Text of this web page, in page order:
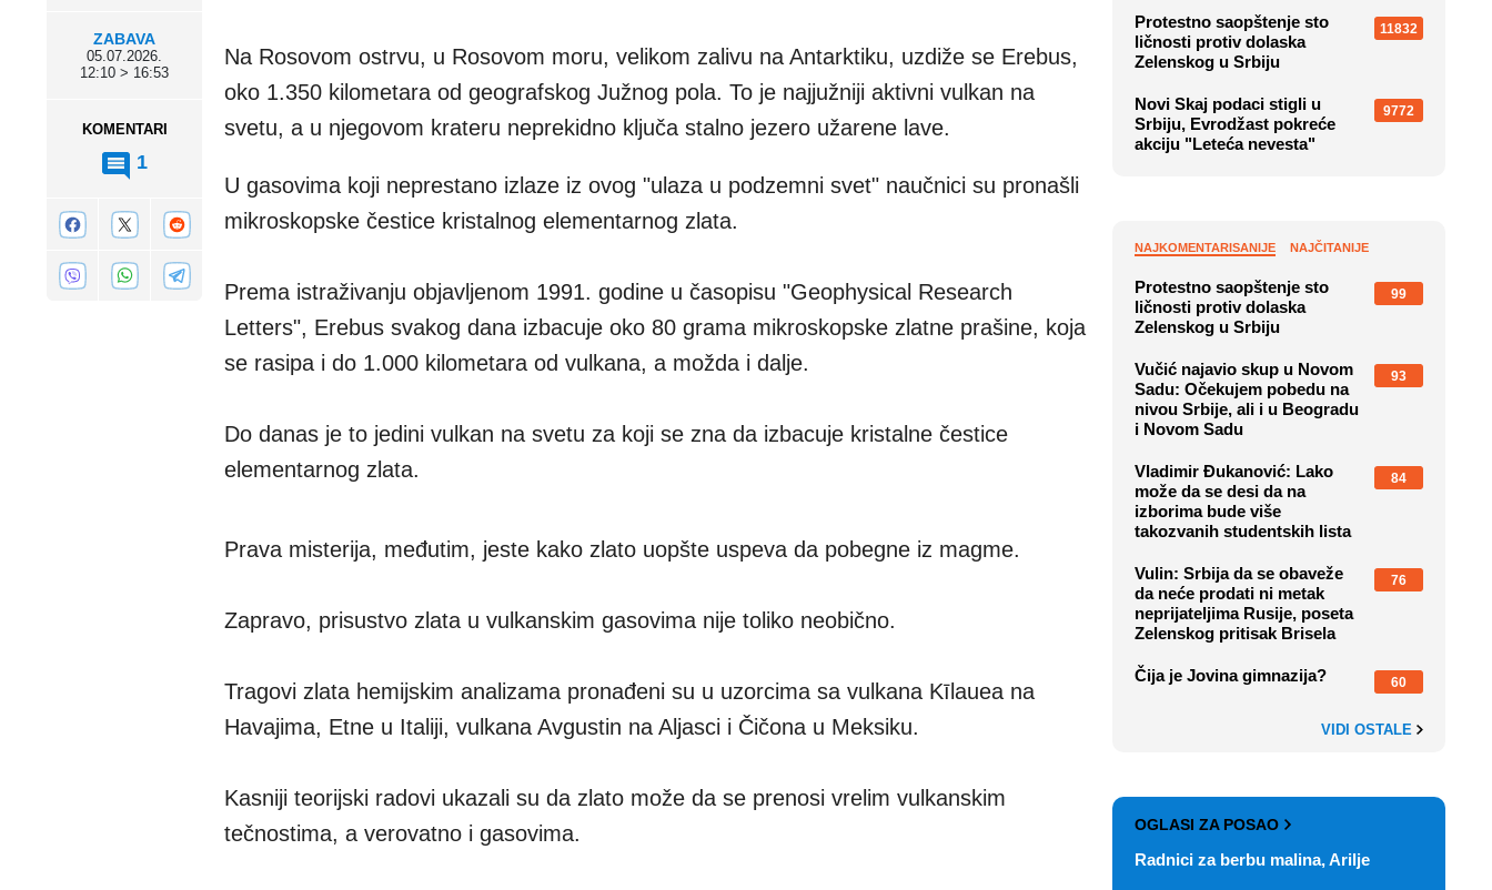
ZABAVA
05.07.2026.
12:10 > 16:53
KOMENTARI
1
Na Rosovom ostrvu, u Rosovom moru, velikom zalivu na Antarktiku, uzdiže se Erebus,
oko 1.350 kilometara od geografskog Južnog pola. To je najjužniji aktivni vulkan na
svetu, a u njegovom krateru neprekidno ključa stalno jezero užarene lave.
U gasovima koji neprestano izlaze iz ovog "ulaza u podzemni svet" naučnici su pronašli
mikroskopske čestice kristalnog elementarnog zlata.
Prema istraživanju objavljenom 1991. godine u časopisu "Geophysical Research
Letters", Erebus svakog dana izbacuje oko 80 grama mikroskopske zlatne prašine, koja
se rasipa i do 1.000 kilometara od vulkana, a možda i dalje.
Do danas je to jedini vulkan na svetu za koji se zna da izbacuje kristalne čestice
elementarnog zlata.
Prava misterija, međutim, jeste kako zlato uopšte uspeva da pobegne iz magme.
Zapravo, prisustvo zlata u vulkanskim gasovima nije toliko neobično.
Tragovi zlata hemijskim analizama pronađeni su u uzorcima sa vulkana Kīlauea na
Havajima, Etne u Italiji, vulkana Avgustin na Aljasci i Čičona u Meksiku.
Kasniji teorijski radovi ukazali su da zlato može da se prenosi vrelim vulkanskim
tečnostima, a verovatno i gasovima.
Protestno saopštenje sto
ličnosti protiv dolaska
Zelenskog u Srbiju
11832
Novi Skaj podaci stigli u
Srbiju, Evrodžast pokreće
akciju "Leteća nevesta"
9772
NAJKOMENTARISANIJE NAJČITANIJE
Protestno saopštenje sto
ličnosti protiv dolaska
Zelenskog u Srbiju
99
Vučić najavio skup u Novom
Sadu: Očekujem pobedu na
nivou Srbije, ali i u Beogradu
i Novom Sadu
93
Vladimir Đukanović: Lako
može da se desi da na
izborima bude više
takozvanih studentskih lista
84
Vulin: Srbija da se obaveže
da neće prodati ni metak
neprijateljima Rusije, poseta
Zelenskog pritisak Brisela
76
Čija je Jovina gimnazija? 60
VIDI OSTALE
OGLASI ZA POSAO
Radnici za berbu malina, Arilje